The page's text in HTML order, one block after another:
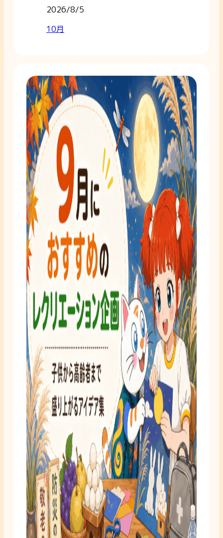
2026/8/5
10月